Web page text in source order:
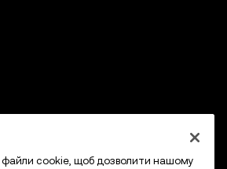
файли cookie, щоб дозволити нашому